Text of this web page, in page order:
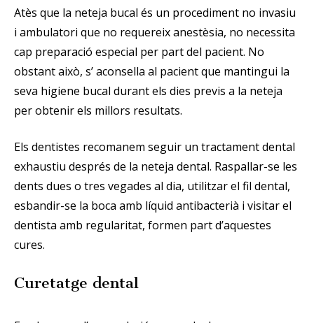
Atès que la neteja bucal és un procediment no invasiu
i ambulatori que no requereix anestèsia, no necessita
cap preparació especial per part del pacient. No
obstant això, s’ aconsella al pacient que mantingui la
seva higiene bucal durant els dies previs a la neteja
per obtenir els millors resultats.
Els dentistes recomanem seguir un tractament dental
exhaustiu després de la neteja dental. Raspallar-se les
dents dues o tres vegades al dia, utilitzar el fil dental,
esbandir-se la boca amb líquid antibacterià i visitar el
dentista amb regularitat, formen part d’aquestes
cures.
Curetatge dental